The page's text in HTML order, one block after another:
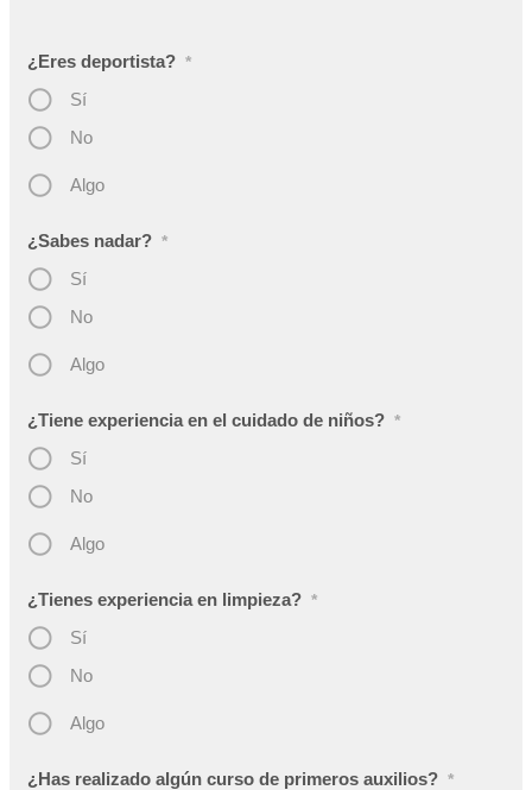
¿Eres deportista? *
Sí
No
Algo
¿Sabes nadar? *
Sí
No
Algo
¿Tiene experiencia en el cuidado de niños? *
Sí
No
Algo
¿Tienes experiencia en limpieza? *
Sí
No
Algo
¿Has realizado algún curso de primeros auxilios? *